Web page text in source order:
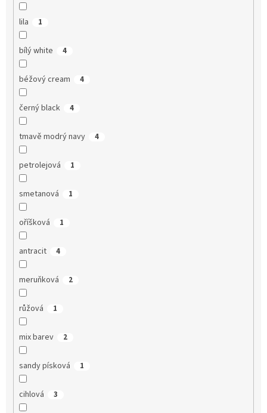
lila 1
bílý white 4
béžový cream 4
černý black 4
tmavě modrý navy 4
petrolejová 1
smetanová 1
oříšková 1
antracit 4
meruňková 2
růžová 1
mix barev 2
sandy písková 1
cihlová 3